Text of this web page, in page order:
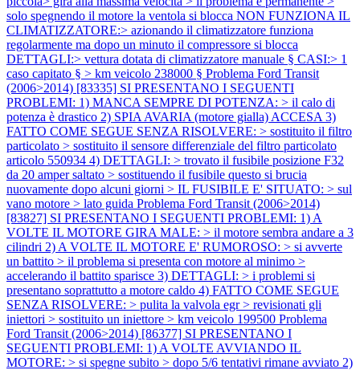
solo spegnendo il motore la ventola si blocca NON FUNZIONA IL
CLIMATIZZATORE:> azionando il climatizzatore funziona
regolarmente ma dopo un minuto il compressore si blocca
DETTAGLI:> vettura dotata di climatizzatore manuale § CASI:> 1
caso capitato § > km veicolo 238000 § Problema Ford Transit
(2006>2014) [83335] SI PRESENTANO I SEGUENTI
PROBLEMI: 1) MANCA SEMPRE DI POTENZA: > il calo di
potenza è drastico 2) SPIA AVARIA (motore gialla) ACCESA 3)
FATTO COME SEGUE SENZA RISOLVERE: > sostituito il filtro
particolato > sostituito il sensore differenziale del filtro particolato
articolo 550934 4) DETTAGLI: > trovato il fusibile posizione F32
da 20 amper saltato > sostituendo il fusibile questo si brucia
nuovamente dopo alcuni giorni > IL FUSIBILE E' SITUATO: > sul
vano motore > lato guida Problema Ford Transit (2006>2014)
[83827] SI PRESENTANO I SEGUENTI PROBLEMI: 1) A
VOLTE IL MOTORE GIRA MALE: > il motore sembra andare a 3
cilindri 2) A VOLTE IL MOTORE E' RUMOROSO: > si avverte
un battito > il problema si presenta con motore al minimo >
accelerando il battito sparisce 3) DETTAGLI: > i problemi si
presentano soprattutto a motore caldo 4) FATTO COME SEGUE
SENZA RISOLVERE: > pulita la valvola egr > revisionati gli
iniettori > sostituito un iniettore > km veicolo 199500 Problema
Ford Transit (2006>2014) [86377] SI PRESENTANO I
SEGUENTI PROBLEMI: 1) A VOLTE AVVIANDO IL
MOTORE: > si spegne subito > dopo 5/6 tentativi rimane avviato 2)